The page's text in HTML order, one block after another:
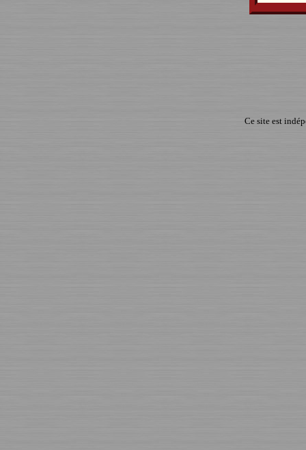
Ce site est